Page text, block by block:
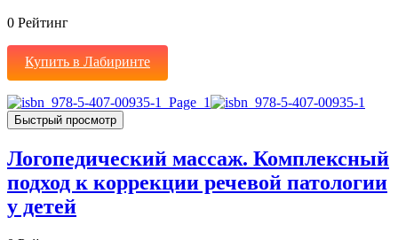
0 Рейтинг
Купить в Лабиринте
Быстрый просмотр
Логопедический массаж. Комплексный
подход к коррекции речевой патологии
у детей